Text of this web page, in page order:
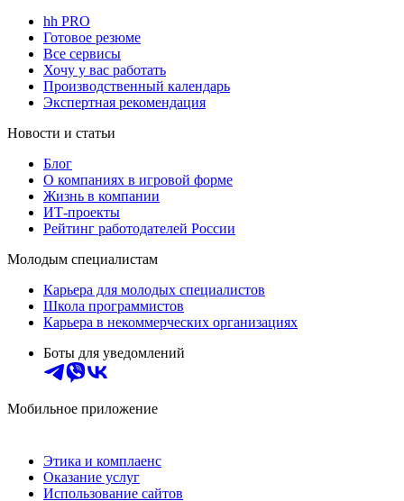
hh PRO
Готовое резюме
Все сервисы
Хочу у вас работать
Производственный календарь
Экспертная рекомендация
Новости и статьи
Блог
О компаниях в игровой форме
Жизнь в компании
ИТ-проекты
Рейтинг работодателей России
Молодым специалистам
Карьера для молодых специалистов
Школа программистов
Карьера в некоммерческих организациях
Боты для уведомлений
Мобильное приложение
Этика и комплаенс
Оказание услуг
Использование сайтов